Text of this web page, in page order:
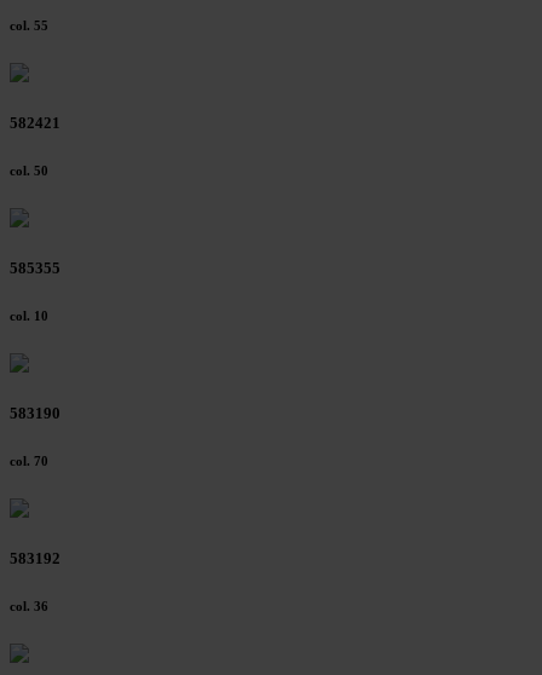
col. 55
582421
col. 50
585355
col. 10
583190
col. 70
583192
col. 36